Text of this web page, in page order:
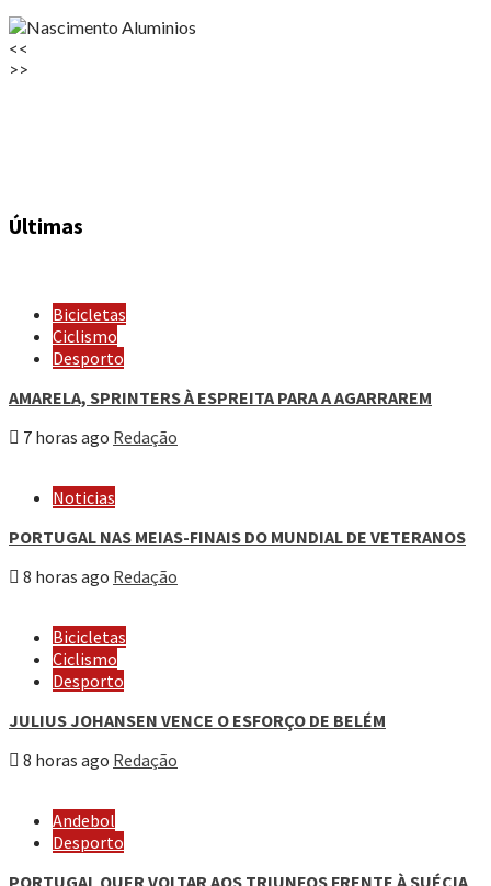
<<
>>
Últimas
Bicicletas
Ciclismo
Desporto
AMARELA, SPRINTERS À ESPREITA PARA A AGARRAREM
7 horas ago Redação
Noticias
PORTUGAL NAS MEIAS-FINAIS DO MUNDIAL DE VETERANOS
8 horas ago Redação
Bicicletas
Ciclismo
Desporto
JULIUS JOHANSEN VENCE O ESFORÇO DE BELÉM
8 horas ago Redação
Andebol
Desporto
PORTUGAL QUER VOLTAR AOS TRIUNFOS FRENTE À SUÉCIA